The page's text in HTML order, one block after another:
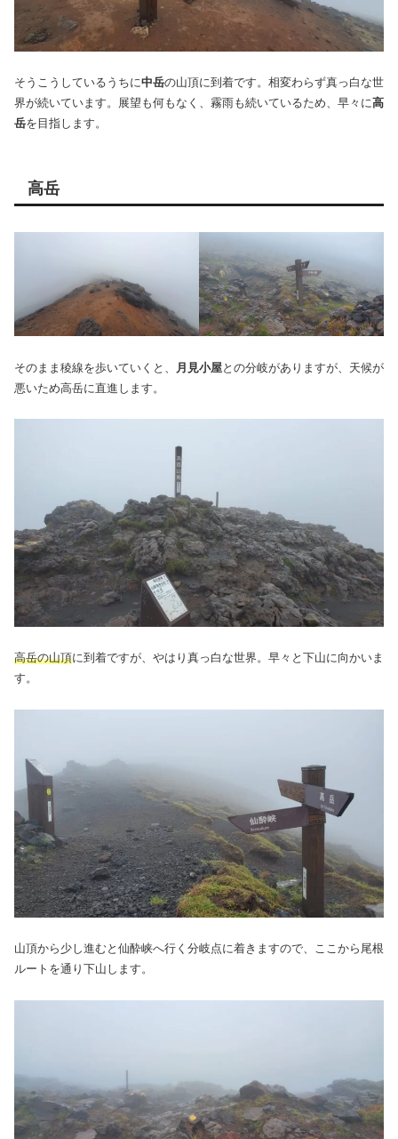
そうこうしているうちに中岳の山頂に到着です。相変わらず真っ白な世
界が続いています。展望も何もなく、霧雨も続いているため、早々に高
岳を目指します。
高岳
そのまま稜線を歩いていくと、 月見小屋との分岐がありますが、天候が
悪いため高岳に直進します。
高岳の山頂に到着ですが、やはり真っ白な世界。早々と下山に向かいま
す。
山頂から少し進むと仙酔峡へ行く分岐点に着きますので、ここから尾根
ルートを通り下山します。